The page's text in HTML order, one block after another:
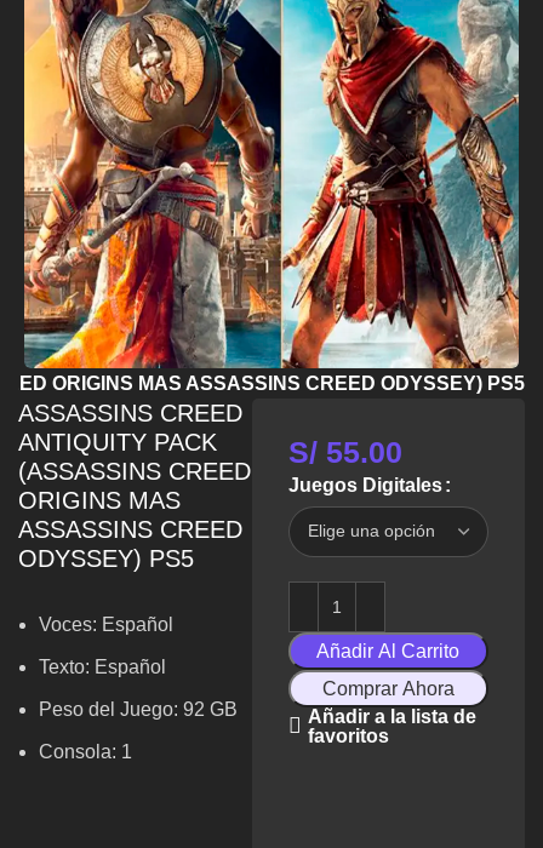
ORIGINS MAS ASSASSINS CREED ODYSSEY) PS5
ASSASSINS CREED
ANTIQUITY PACK
(ASSASSINS CREED
ORIGINS MAS
ASSASSINS CREED
ODYSSEY) PS5
Voces: Español
Texto: Español
Peso del Juego: 92 GB
Consola: 1
S/55.00
Juegos Digitales
Añadir Al Carrito
Comprar Ahora
Añadir a la lista de
favoritos